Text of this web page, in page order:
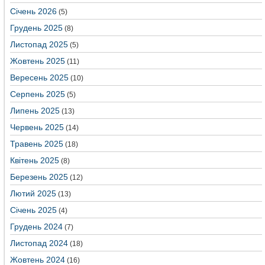
Січень 2026 (5)
Грудень 2025 (8)
Листопад 2025 (5)
Жовтень 2025 (11)
Вересень 2025 (10)
Серпень 2025 (5)
Липень 2025 (13)
Червень 2025 (14)
Травень 2025 (18)
Квітень 2025 (8)
Березень 2025 (12)
Лютий 2025 (13)
Січень 2025 (4)
Грудень 2024 (7)
Листопад 2024 (18)
Жовтень 2024 (16)